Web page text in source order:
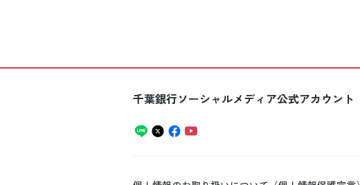
千葉銀行ソーシャルメディア公式アカウント